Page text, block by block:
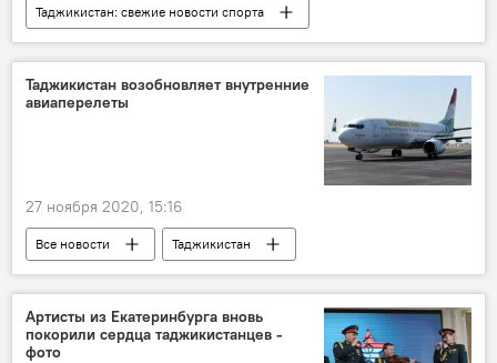
Таджикистан: свежие новости спорта
Все новости
Спорт Таджикистан
Таджикистан возобновляет внутренние
авиаперелеты
27 ноября 2020, 15:16
Все новости
Таджикистан
Транспорт
Новости Худжанда и Согдийской области
Новости Душанбе
"Сомон Эйр"
Артисты из Екатеринбурга вновь
покорили сердца таджикистанцев -
фото